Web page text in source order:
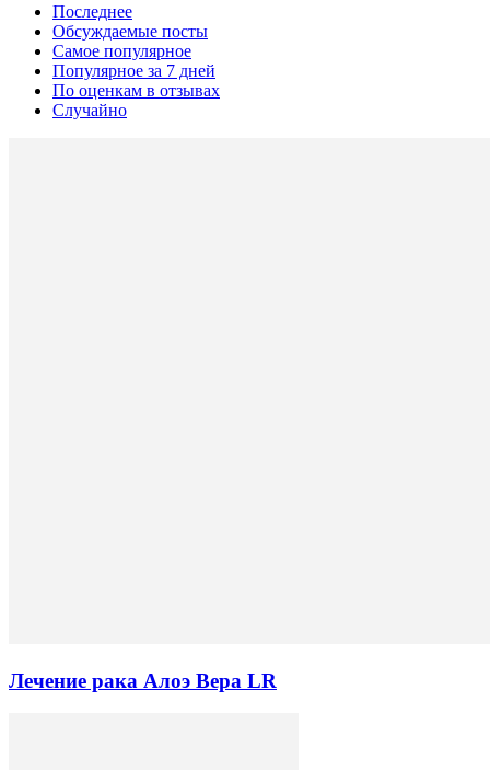
Последнее
Обсуждаемые посты
Самое популярное
Популярное за 7 дней
По оценкам в отзывах
Случайно
Лечение рака Алоэ Вера LR